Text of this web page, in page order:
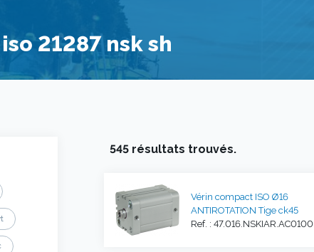
21287 nsk sh
545 résultats trouvés.
Vérin compact ISO Ø16
ANTIROTATION Tige ck45
Ref. : 47.016.NSKIAR.AC0100